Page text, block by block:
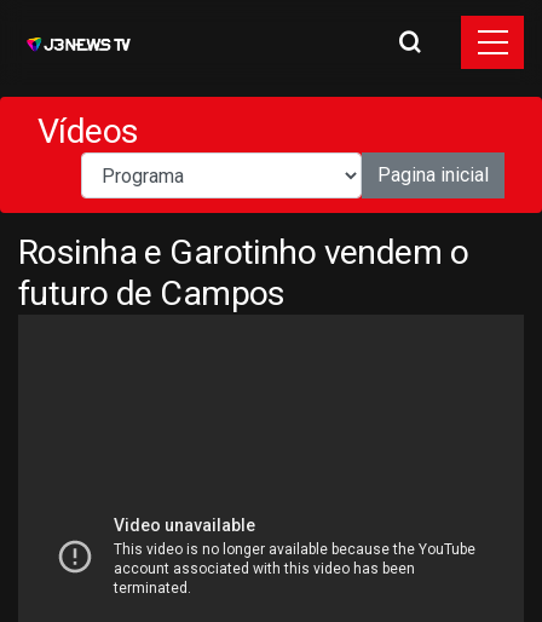
Vídeos
Pagina inicial
Rosinha e Garotinho vendem o
futuro de Campos